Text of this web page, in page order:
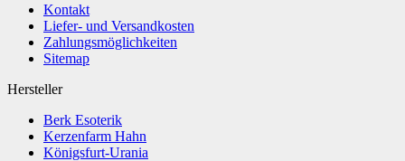
Kontakt
Liefer- und Versandkosten
Zahlungsmöglichkeiten
Sitemap
Hersteller
Berk Esoterik
Kerzenfarm Hahn
Königsfurt-Urania